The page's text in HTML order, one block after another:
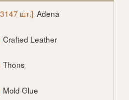
шт.] Adena
Crafted Leather
Thons
Mold Glue